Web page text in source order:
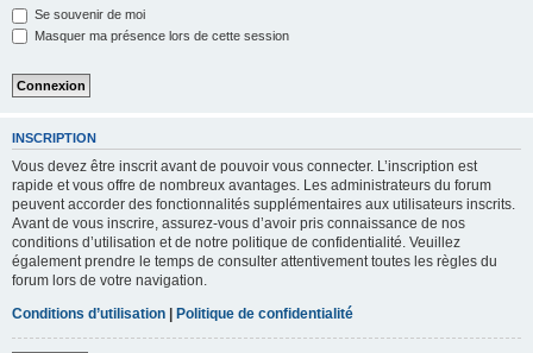
Se souvenir de moi
Masquer ma présence lors de cette session
INSCRIPTION
Vous devez être inscrit avant de pouvoir vous connecter. L’inscription est
rapide et vous offre de nombreux avantages. Les administrateurs du forum
peuvent accorder des fonctionnalités supplémentaires aux utilisateurs inscrits.
Avant de vous inscrire, assurez-vous d’avoir pris connaissance de nos
conditions d’utilisation et de notre politique de confidentialité. Veuillez
également prendre le temps de consulter attentivement toutes les règles du
forum lors de votre navigation.
Conditions d’utilisation | Politique de confidentialité